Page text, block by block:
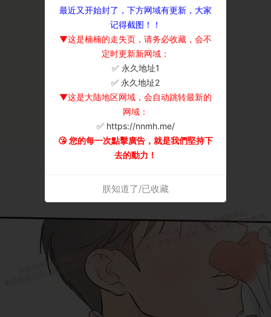
最近又开始封了，下方网域有更新，大家
记得截图！！
▼这是楠楠的走失页，请务必收藏，会不
定时更新新网域：
✅ 永久地址1
✅ 永久地址2
▼这是大陆地区网域，会自动跳转最新的
网域：
✅ https://nnmh.me/
😘 您的每一次點擊廣告，就是我們堅持下
去的動力！
朕知道了/已收藏